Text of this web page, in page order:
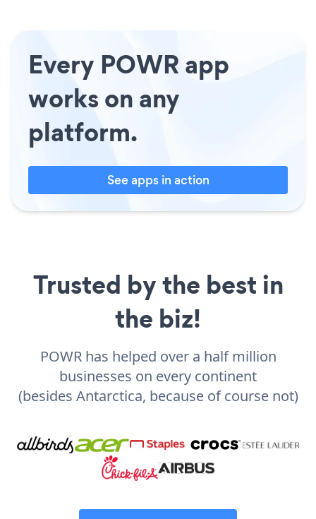
Every POWR app
works on any
platform.
See apps in action
Trusted by the best in
the biz!
POWR has helped over a half million
businesses on every continent
(besides Antarctica, because of course not)